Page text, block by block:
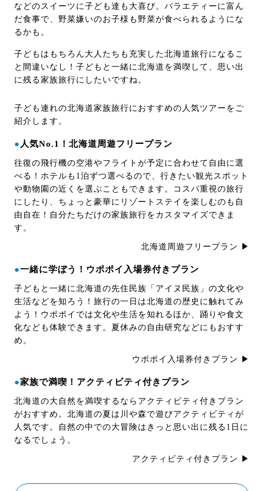
などのスイーツに子ども達も大喜び。バラエティーに富ん
だ食事で、野菜嫌いのお子様も野菜が食べられるようにな
るかも。
子どもはもちろん大人たちも充実した北海道旅行になるこ
と間違いなし！子どもと一緒に北海道を満喫して、思い出
に残る家族旅行にしたいですね。
子ども連れの北海道家族旅行におすすめの人気ツアーをご
紹介します。
● 人気No.1！北海道周遊フリープラン
往復の飛行機の空港やフライトが予定に合わせて自由に選
べる！ホテルも1泊ずつ選べるので、行きたい観光スポット
や動物園の近くを選ぶこともできます。コスパ重視の旅行
にしたり、ちょっと豪華にリゾートステイを楽しむのも自
由自在！自分たちだけの家族旅行をカスタマイズできま
す。
北海道周遊フリープラン ▶
●一緒に学ぼう！ウポポイ入場券付きプラン
子どもと一緒に北海道の先住民族「アイヌ民族」の文化や
生活などを知ろう！旅行の一日は北海道の歴史に触れてみ
よう！ウポポイでは文化や生活を知れるほか、踊りや食文
化なども体験できます。夏休みの自由研究などにもおすす
め。
ウポポイ入場券付きプラン ▶
●家族で満喫！アクティビティ付きプラン
北海道の大自然を満喫するならアクティビティ付きプラン
がおすすめ。北海道の夏は川や森で遊びアクティビティが
人気です。自然の中での大冒険はきっと思い出に残る1日に
なるでしょう。
アクティビティ付きプラン ▶